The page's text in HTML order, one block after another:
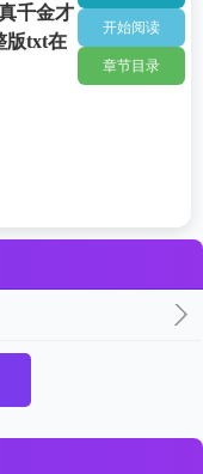
千金才
版txt在
开始阅读
章节目录